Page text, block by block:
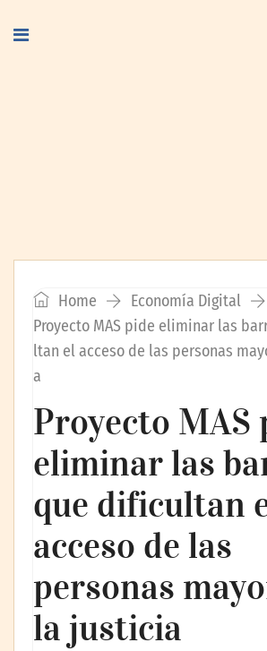
Home
Economía Digital
Proyecto MAS pide eliminar las
ltan el acceso de las personas
a
Proyecto MAS
eliminar las
que dificultan
acceso de las
personas
la justicia